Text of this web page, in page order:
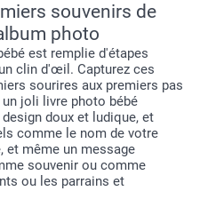
souvenirs de
photo
est remplie d'étapes
clin d'œil. Capturez ces
sourires aux premiers pas
joli livre photo bébé
doux et ludique, et
comme le nom de votre
et même un message
souvenir ou comme
ou les parrains et